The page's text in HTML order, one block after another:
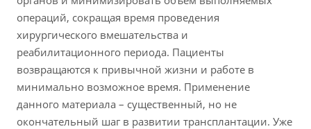
операций, сокращая время проведения
хирургического вмешательства и
реабилитационного периода. Пациенты
возвращаются к привычной жизни и работе в
минимально возможное время. Применение
данного материала – существенный, но не
окончательный шаг в развитии трансплантации. Уже